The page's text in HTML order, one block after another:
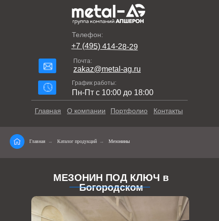
Телефон:
+7 (495) 414-28-29
Почта:
zakaz@metal-ag.ru
График работы:
Пн-Пт с 10:00 до 18:00
Контакты
Портфолио
О компании
Главная
Главная → Каталог продукций → Мезонины
МЕЗОНИН ПОД КЛЮЧ в
Богородском